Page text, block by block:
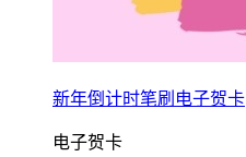
新年倒计时笔刷电子贺卡
电子贺卡